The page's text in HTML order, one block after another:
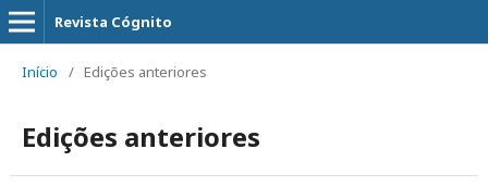
Revista Cógnito
Início / Edições anteriores
Edições anteriores